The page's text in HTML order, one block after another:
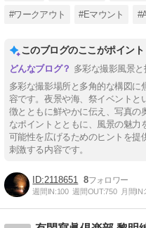
#ワークアウト #Eマウント
このブログのここがポイント
多彩な撮影風景
多彩な撮影場所と多角的な構図に
容です。夜景や海、祭イベントと
徴とともに鮮やかに伝え、写真の
なポイントとともに、風景の魅
可能性を広げるためのヒントを提
刺激する内容です。
2118651 8
週間IN:100 週間OUT:750 月間IN: